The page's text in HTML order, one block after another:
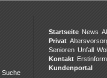
Suche
Startseite News
Privat
Senioren Unfall
Kontakt
Kundenportal